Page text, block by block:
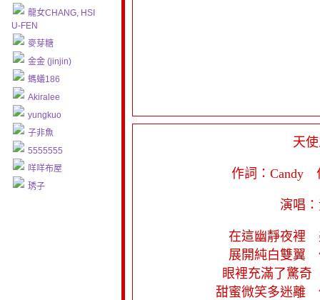
龍女CHANG, HSI
U-FEN
麥芽糖
金金 (jinjin)
螞蟻186
Akiralee
yungkuo
子非魚
5555555
咩咩布屋
琇子
天
作詞：Candy
演唱
在這幽靜夜裡
展開純白雙翼
眼裡充滿了驚奇
甜蜜微笑多迷離